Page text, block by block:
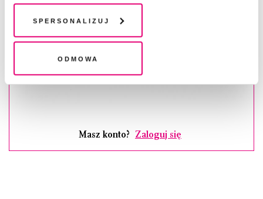
chwili wycofać lub ponowić w zakładce "Ustawienia
plików cookie". Wycofanie zgody nie wpływa na
legalność przetwarzania danych przed jej wycofaniem
Spersonalizuj
Odmowa
Masz konto? Zaloguj się